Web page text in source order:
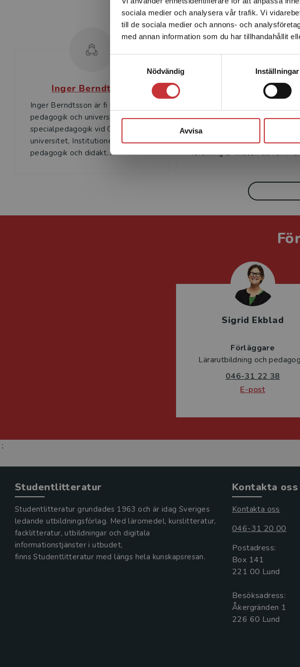
sociala medier och analysera vår trafik. Vi
till de sociala medier och annons- och
med annan information som du har tillhandahållit
Nödvändig
Inställningar
Avvisa
Det verkar som
enhet utanför
Sverige. För att
leveransadressen
Inger Berndtsson
Inger Berndtsson är fi l.dr i
pedagogik och universitetslektor i
specialpedagogik vid Göteborgs
universitet, Institutionen för
pedagogik och didakt...
Nadja Carlsson
pedagogik vid Institutionen
pedagogik och didaktik,
Göteborgs universitet.
forskning är knuten till
Sigrid Ekblad
Förläggare
Lärarutbildning och
046-31 22 38
E-post
;
Studentlitteratur
Studentlitteratur grundades 1963 och är idag Sveriges
ledande utbildningsförlag. Med läromedel, kurslitteratur,
facklitteratur, utbildningar och digitala
informationstjänster i utbudet,
finns Studentlitteratur med längs hela kunskapsresan.
Kontakta oss
Kontakta oss
046-31 20 00
Postadress:
Box 141
221 00 Lund
Besöksadress:
Åkergränden 1